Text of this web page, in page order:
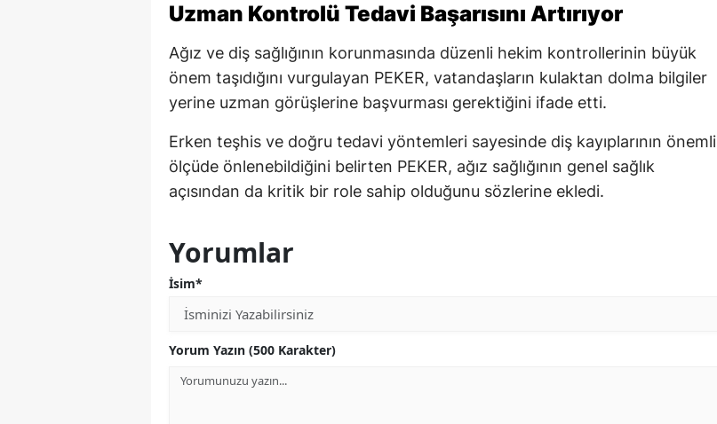
Uzman Kontrolü Tedavi Başarısını Artırıyor
Ağız ve diş sağlığının korunmasında düzenli hekim kontrollerinin büyük
önem taşıdığını vurgulayan PEKER, vatandaşların kulaktan dolma bilgiler
yerine uzman görüşlerine başvurması gerektiğini ifade etti.
Erken teşhis ve doğru tedavi yöntemleri sayesinde diş kayıplarının önemli
ölçüde önlenebildiğini belirten PEKER, ağız sağlığının genel sağlık
açısından da kritik bir role sahip olduğunu sözlerine ekledi.
Yorumlar
İsim*
Yorum Yazın (500 Karakter)